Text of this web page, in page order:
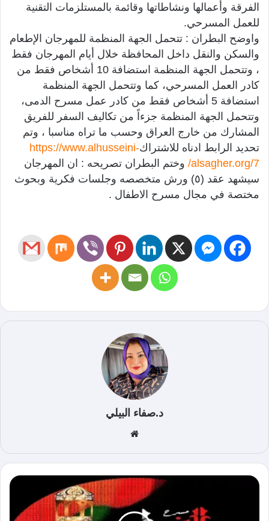
الفرقة وأعمالها ونشاطاتها وقائمة بالمستلزمات التقنية
للعمل المسرحي.
واوضح البطران : تتحمل الجهة المنظمة للمهرجان الإطعام
والسكن والنقل داخل المحافظة خلال أيام المهرجان فقط
، وتتحمل الجهة المنظمة استضافة 10 أشخاص فقط من
كادر العمل المسرحي، كما وتتحمل الجهة المنظمة
استضافة 5 أشخاص فقط من كادر عمل مسرح الدمى،
وتتحمل الجهة المنظمة جزءاً من تكاليف السفر للفريق
المشارك من خارج العراق وحسب ما تراه مناسبا ، وتم
تحديد الرابط ادناه للاشتراكhttps://www.alhusseini-
alsagher.org/7/ وختم البطران تصريحه : ان المهرجان
سيشهد عقد (٥) ورش متخصصه وجلسات فكرية وبحوث
مختصة في مجال مسرح الاطفال .
د.صفاء البيلي
الوي
ب